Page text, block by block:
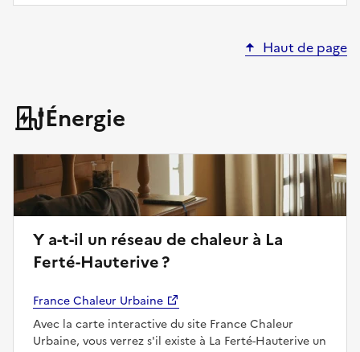
Haut de page
Énergie
Y a-t-il un réseau de chaleur à La
Ferté-Hauterive ?
France Chaleur Urbaine
Avec la carte interactive du site France Chaleur
Urbaine, vous verrez s'il existe à La Ferté-Hauterive un